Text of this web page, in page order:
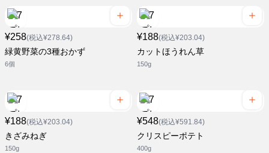
¥258(税込¥278.64)
緑黄野菜の3種おかず
6個
¥188(税込¥203.04)
カットほうれん草
150g
¥188(税込¥203.04)
きざみねぎ
150g
¥548(税込¥591.84)
クリスピーポテト
400g